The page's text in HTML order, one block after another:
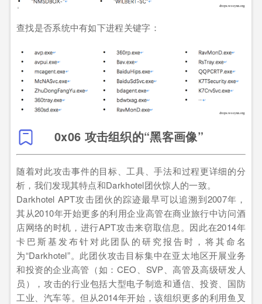
查找是否系统中有如下进程关键字：
0x06 攻击组织的“黑客画像”
随着对此攻击事件的目标、工具、手法和过程更详细的分
析，我们发现其特点和Darkhotel团伙惊人的一致。
Darkhotel APT攻击团伙的踪迹最早可以追溯到2007年，
其从2010年开始更多的利用企业高管在商业旅行中访问酒
店网络的时机，进行APT攻击来窃取信息。因此在2014年
卡巴斯基发布针对此团队的研究报告时，将其命名
为“Darkhotel”。此团伙攻击目标集中在亚太地区开展业务
和投资的企业高管（如：CEO、SVP、高管及高级研发人
员），攻击的行业包括大型电子制造和通信、投资、国防
工业、汽车等。但从2014年开始，该组织更多的利用鱼叉